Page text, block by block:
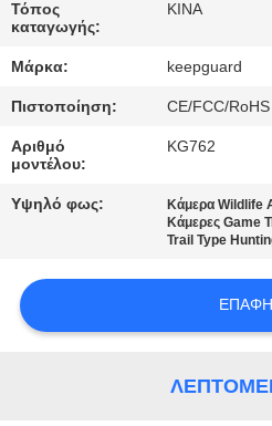
ΠΟΙΌΤΗΤΑΣ
ΕΠΙΚΟΙΝΩΝΉΣΤΕ
ΜΑΣ
ΖΗΤΉΣΤΕ
ΜΙΑ
ΠΡΟΣΦΟΡΆ
Τόπος
καταγωγής:
ΚΙΝΑ
Μάρκα: keepguard
Πιστοποίηση: CE/FCC/RoHS
Αριθμό
μοντέλου:
KG762
Υψηλό φως: Κάμερα Wildlife
Κάμερες Game
Trail Type